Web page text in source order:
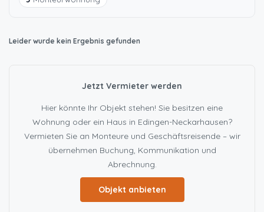
Leider wurde kein Ergebnis gefunden
Jetzt Vermieter werden
Hier könnte Ihr Objekt stehen! Sie besitzen eine
Wohnung oder ein Haus in Edingen-Neckarhausen?
Vermieten Sie an Monteure und Geschäftsreisende – wir
übernehmen Buchung, Kommunikation und
Abrechnung.
Objekt anbieten